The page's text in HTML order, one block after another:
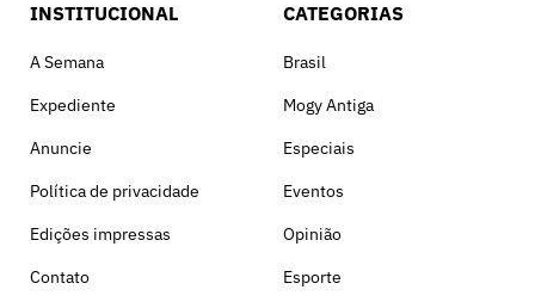
INSTITUCIONAL
A Semana
Expediente
Anuncie
Política de privacidade
Edições impressas
Contato
CATEGORIAS
Brasil
Mogy Antiga
Especiais
Eventos
Opinião
Esporte